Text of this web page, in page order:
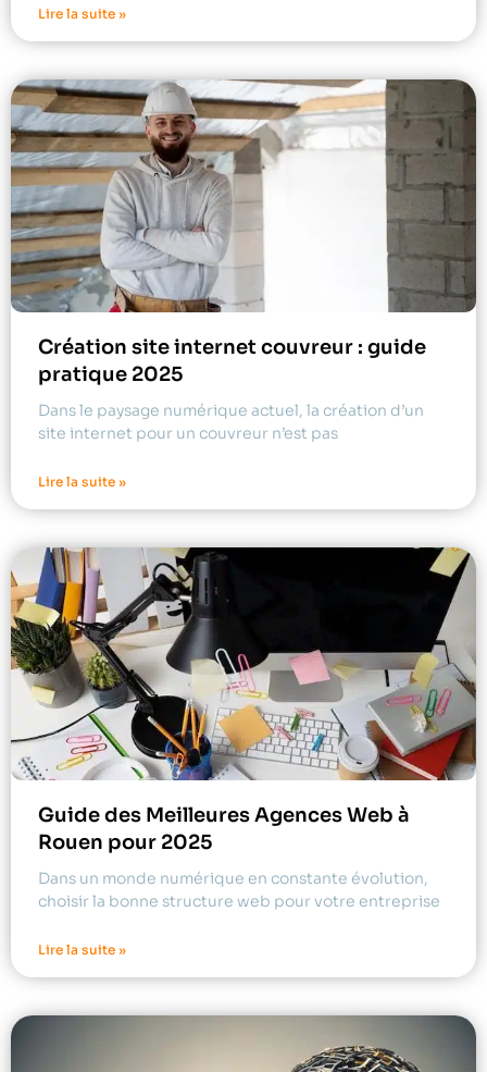
Lire la suite »
Création site internet couvreur : guide
pratique 2025
Dans le paysage numérique actuel, la création d’un
site internet pour un couvreur n’est pas
Lire la suite »
Guide des Meilleures Agences Web à
Rouen pour 2025
Dans un monde numérique en constante évolution,
choisir la bonne structure web pour votre entreprise
Lire la suite »